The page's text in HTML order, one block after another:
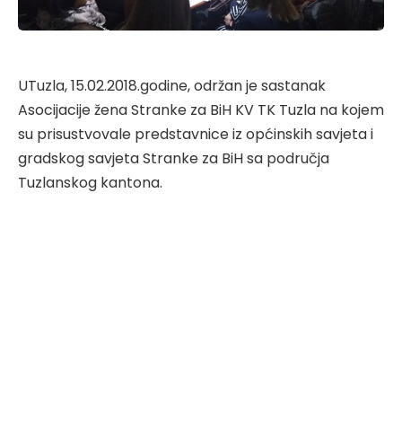
UTuzla, 15.02.2018.godine, održan je sastanak
Asocijacije žena Stranke za BiH KV TK Tuzla na kojem
su prisustvovale predstavnice iz općinskih savjeta i
gradskog savjeta Stranke za BiH sa područja
Tuzlanskog kantona.